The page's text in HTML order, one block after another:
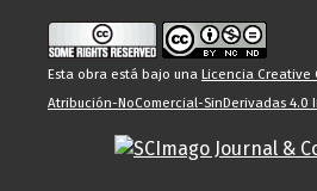
Esta obra está bajo una Licencia Creative
Atribución-NoComercial-SinDerivadas 4.0